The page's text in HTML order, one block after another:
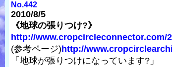
No.442
2010/8/5
《地球の張りつけ?》
http://www.cropcircleconnector.com/
(参考ページ) http://
「地球が張りつけになっています?」